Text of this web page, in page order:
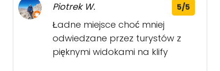
Piotrek W. 5/5
Ładne miejsce choć mniej
odwiedzane przez turystów z
pięknymi widokami na klify